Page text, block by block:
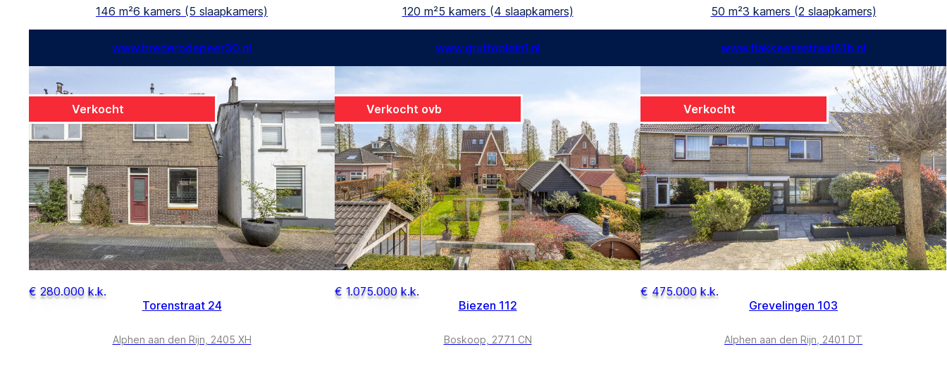
146 m²6 kamers (5 slaapkamers)
www.brederodepeer30.nl
120 m²5 kamers (4 slaapkamers)
www.gruttoplein1.nl
50 m²3 kamers (2 slaapkamers)
www.flakkeesestraat61b.nl
€ 280.000 k.k.
Verkocht
Torenstraat 24
Alphen aan den Rijn, 2405 XH
€ 1.075.000 k.k.
Verkocht ovb
Biezen 112
Boskoop, 2771 CN
€ 475.000 k.k.
Verkocht
Grevelingen 103
Alphen aan den Rijn, 2401 DT